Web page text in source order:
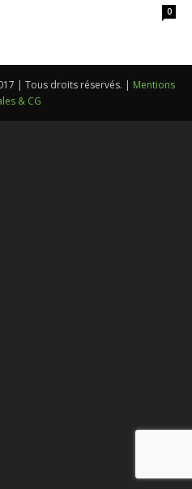
voix
0
| Tous droits réservés. | Mentions
& CG